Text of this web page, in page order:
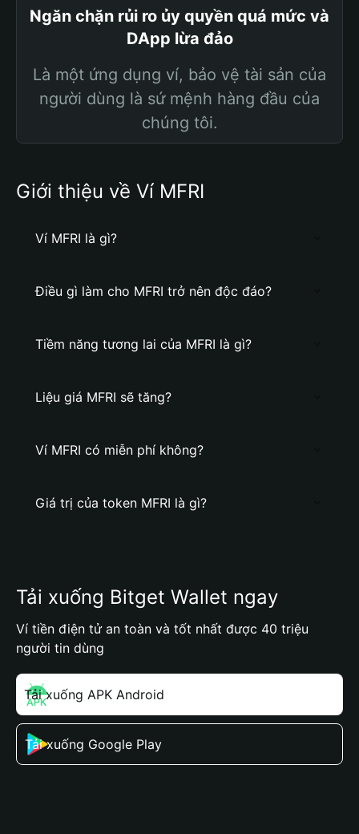
Ngăn chặn rủi ro ủy quyền quá mức và
DApp lừa đảo
Là một ứng dụng ví, bảo vệ tài sản của
người dùng là sứ mệnh hàng đầu của
chúng tôi.
Giới thiệu về Ví MFRI
Ví MFRI là gì?
Điều gì làm cho MFRI trở nên độc đáo?
Tiềm năng tương lai của MFRI là gì?
Liệu giá MFRI sẽ tăng?
Ví MFRI có miễn phí không?
Giá trị của token MFRI là gì?
Tải xuống Bitget Wallet ngay
Ví tiền điện tử an toàn và tốt nhất được 40 triệu
người tin dùng
Tải xuống APK Android
Tải xuống Google Play